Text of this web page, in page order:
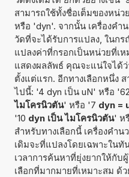
สามารถใช้ทั้งชื่อเต็มของหน่
หรือ 'dyn'. จากนั้น เครื่องค
วัดที่จะได้รับการแปลง, ในก
แปลงค่าที่กรอกเป็นหน่วยที่เ
แสดงผลลัพธ์ คุณจะแน่ใจได้
ตั้งแต่แรก. อีกทางเลือกหนึ่ง
ไปนี้: '4 dyn เป็น uN' หรือ
ไมโครนิวตัน' หรือ '7 dyn =
'10 dyn เป็น ไมโครนิวตัน' ห
สำหรับทางเลือกนี้ เครื่องคำ
เดิมจะที่แปลงโดยเฉพาะใน
เวลาการค้นหาที่ยุ่งยากให้กับ
เลือกที่มากมายที่เหมาะสม